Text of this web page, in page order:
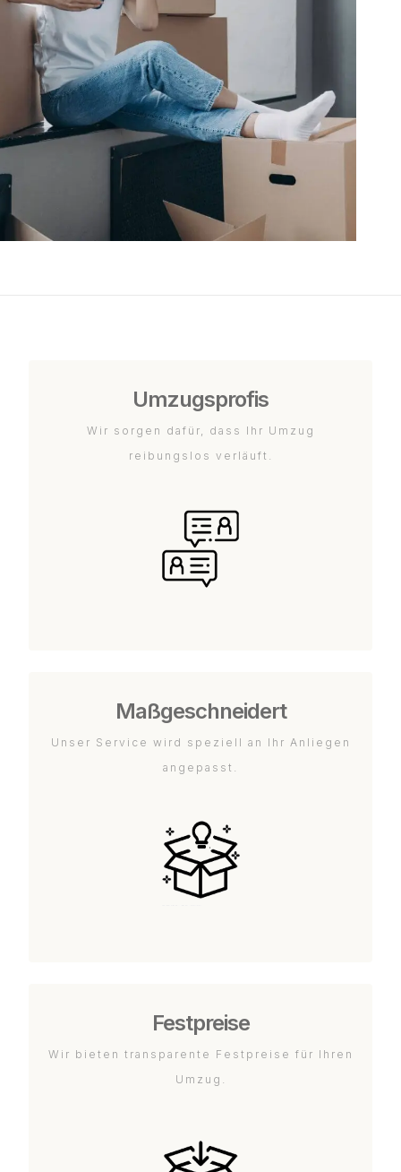
Umzugsprofis
Wir sorgen dafür, dass Ihr Umzug
reibungslos verläuft.
Maßgeschneidert
Unser Service wird speziell an Ihr Anliegen
angepasst.
Festpreise
Wir bieten transparente Festpreise für Ihren
Umzug.